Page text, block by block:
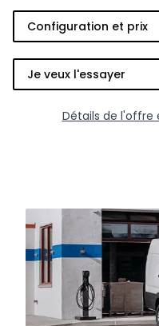
Configuration et prix
Je veux l'essayer
Détails de l'offre